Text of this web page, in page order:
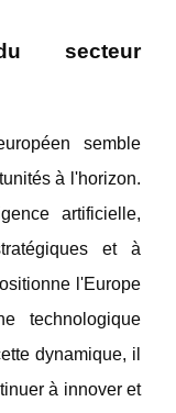
secteur
semble
à l'horizon.
artificielle,
et à
l'Europe
technologique
dynamique, il
à innover et